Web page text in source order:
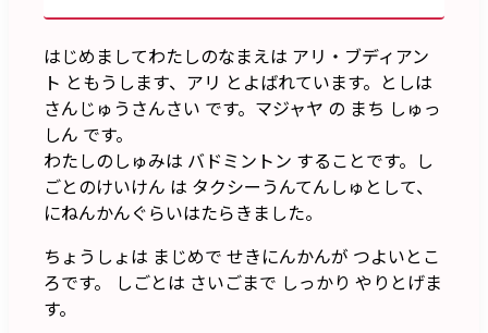
はじめましてわたしのなまえは アリ・ブディアン
ト ともうします、アリ とよばれています。としは
さんじゅうさんさい です。マジャヤ の まち しゅっ
しん です。
わたしのしゅみは バドミントン することです。し
ごとのけいけん は タクシーうんてんしゅとして、
にねんかんぐらいはたらきました。
ちょうしょは まじめで せきにんかんが つよいとこ
ろです。 しごとは さいごまで しっかり やりとげま
す。